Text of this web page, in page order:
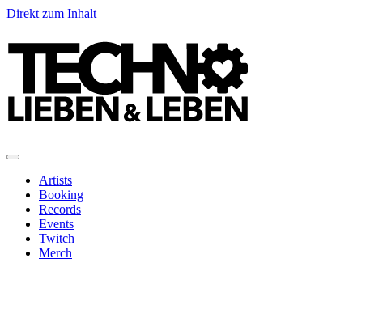
Direkt zum Inhalt
Artists
Booking
Records
Events
Twitch
Merch